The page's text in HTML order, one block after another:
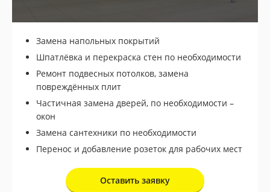
Замена напольных покрытий
Шпатлёвка и перекраска стен по необходимости
Ремонт подвесных потолков, замена
повреждённых плит
Частичная замена дверей, по необходимости –
окон
Замена сантехники по необходимости
Перенос и добавление розеток для рабочих мест
Оставить заявку